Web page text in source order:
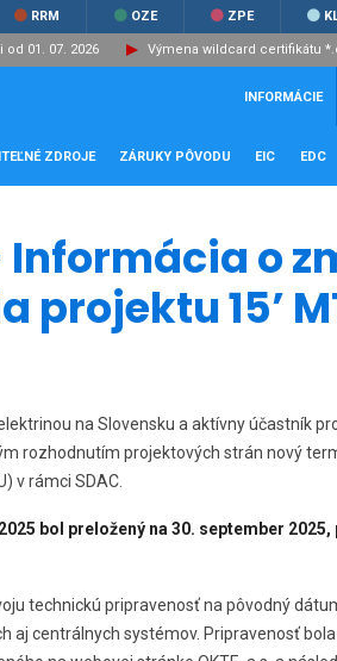
RRM OZE ZPE
01. 07. 2026 Výmena wildcard certifikátu
INFORMÁCIE
ZDROJE ZÁRUKY PÔVODU EIC EDC
o
15’
na Slovensku a aktívny účastník
rozhodnutím projektových strán nový
v rámci SDAC.
bol preložený na 30. september
technickú pripravenosť na pôvodný
aj centrálnych systémov. Pripravenosť